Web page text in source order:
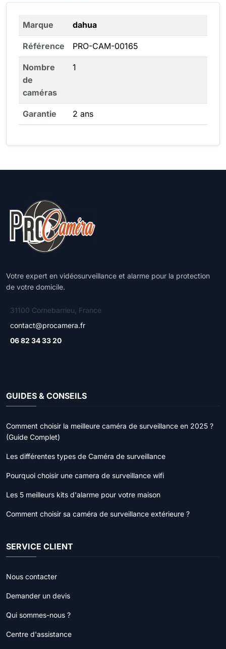
Marque dahua
Référence PRO-CAM-00165
Nombre
de
caméras
1
Garantie 2 ans
Votre expert en vidéosurveillance et alarme pour la protection
de votre domicile.
31100 Cornebarrieu, France
contact@procamera.fr
06 82 34 33 20
GUIDES & CONSEILS
Comment choisir la meilleure caméra de surveillance en 2025 ?
(Guide Complet)
Les différentes types de Caméra de surveillance
Pourquoi choisir une camera de surveillance wifi
Les 5 meilleurs kits d'alarme pour votre maison
Comment choisir sa caméra de surveillance extérieure ?
SERVICE CLIENT
Nous contacter
Demander un devis
Qui sommes-nous ?
Centre d'assistance